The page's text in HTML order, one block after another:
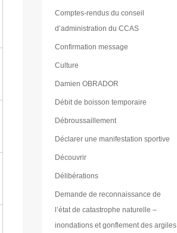
Comptes-rendus du conseil
d’administration du CCAS
Confirmation message
Culture
Damien OBRADOR
Débit de boisson temporaire
Débroussaillement
Déclarer une manifestation sportive
Découvrir
Délibérations
Demande de reconnaissance de
l’état de catastrophe naturelle –
inondations et gonflement des argiles